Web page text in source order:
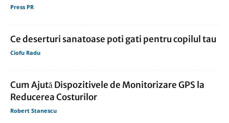
Press PR
Ce deserturi sanatoase poti gati pentru copilul tau
Ciofu Radu
Cum Ajută Dispozitivele de Monitorizare GPS la
Reducerea Costurilor
Robert Stanescu